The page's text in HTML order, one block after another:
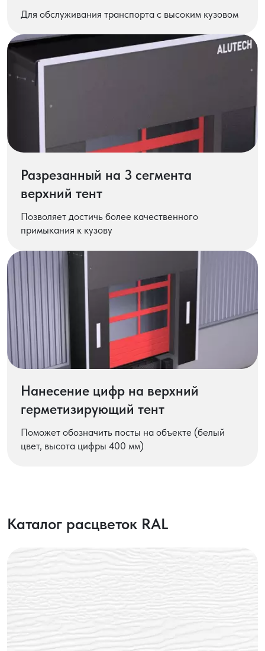
Для обслуживания транспорта с высоким кузовом
Разрезанный на 3 сегмента
верхний тент
Позволяет достичь более качественного
примыкания к кузову
Нанесение цифр на верхний
герметизирующий тент
Поможет обозначить посты на объекте (белый
цвет, высота цифры 400 мм)
Каталог расцветок RAL